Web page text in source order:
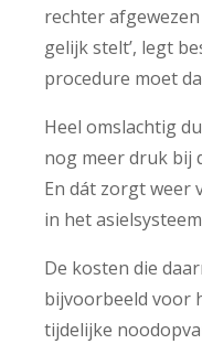
rechter
gelijk stelt’, legt
procedure moet
Heel omslachtig
nog meer druk bij
En dát zorgt weer
in het
De kosten die
bijvoorbeeld voor
tijdelijke